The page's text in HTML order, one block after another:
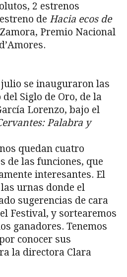
2 estrenos
de Hacia ecos de
Premio Nacional
se inauguraron las
Siglo de Oro, de la
Lorenzo, bajo el
Palabra y
quedan cuatro
de las funciones, que
interesantes. El
urnas donde el
sugerencias de cara
Festival, y sortearemos
ganadores. Tenemos
conocer sus
la directora Clara